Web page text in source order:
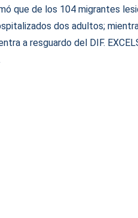
que de los 104 migrantes
dos adultos;
a resguardo del DIF.